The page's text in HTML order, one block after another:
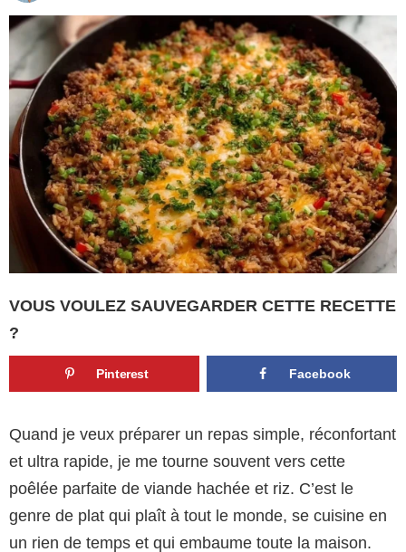
VOUS VOULEZ SAUVEGARDER CETTE RECETTE
?
Pinterest Facebook
Quand je veux préparer un repas simple, réconfortant
et ultra rapide, je me tourne souvent vers cette
poêlée parfaite de viande hachée et riz. C’est le
genre de plat qui plaît à tout le monde, se cuisine en
un rien de temps et qui embaume toute la maison.